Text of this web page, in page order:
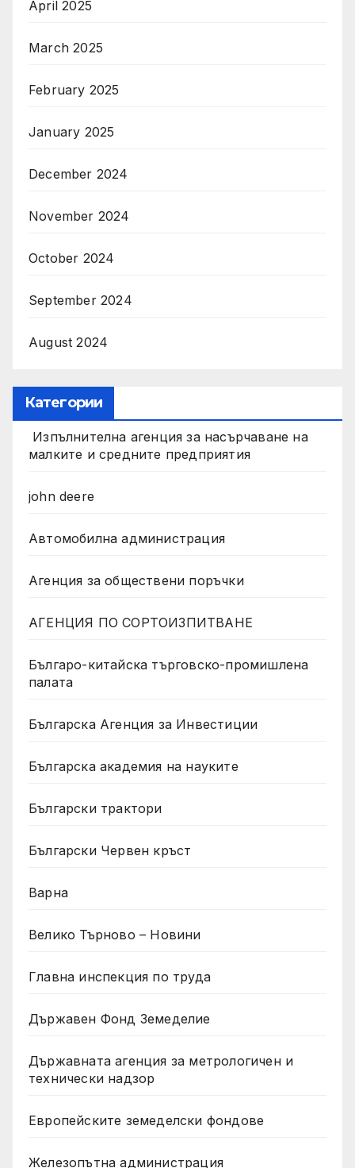
April 2025
March 2025
February 2025
January 2025
December 2024
November 2024
October 2024
September 2024
August 2024
Категории
Изпълнителна агенция за насърчаване на
малките и средните предприятия
john deere
Автомобилна администрация
Агенция за обществени поръчки
АГЕНЦИЯ ПО СОРТОИЗПИТВАНЕ
Българо-китайска търговско-промишлена
палата
Българска Агенция за Инвестиции
Българска академия на науките
Български трактори
Български Червен кръст
Варна
Велико Търново – Новини
Главна инспекция по труда
Държавен Фонд Земеделие
Държавната агенция за метрологичен и
технически надзор
Европейските земеделски фондове
Железопътна администрация